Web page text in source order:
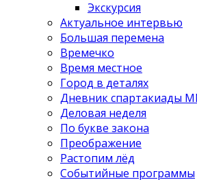
Экскурсия
Актуальное интервью
Большая перемена
Времечко
Время местное
Город в деталях
Дневник спартакиады
Деловая неделя
По букве закона
Преображение
Растопим лёд
Событийные программы